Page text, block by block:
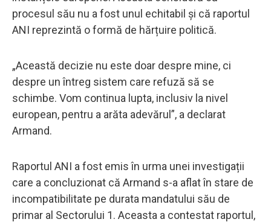
procesul său nu a fost unul echitabil și că raportul
ANI reprezintă o formă de hărțuire politică.
„Această decizie nu este doar despre mine, ci
despre un întreg sistem care refuză să se
schimbe. Vom continua lupta, inclusiv la nivel
european, pentru a arăta adevărul”, a declarat
Armand.
Raportul ANI a fost emis în urma unei investigații
care a concluzionat că Armand s-a aflat în stare de
incompatibilitate pe durata mandatului său de
primar al Sectorului 1. Aceasta a contestat raportul,